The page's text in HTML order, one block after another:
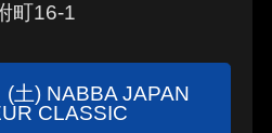
町16-1
土) NABBA JAPAN
CLASSIC